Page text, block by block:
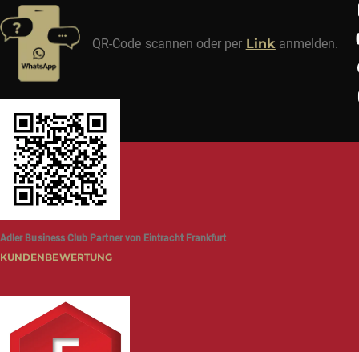
QR-Code scannen oder per Link anmelden.
Adler Business Club Partner von Eintracht Frankfurt
KUNDENBEWERTUNG